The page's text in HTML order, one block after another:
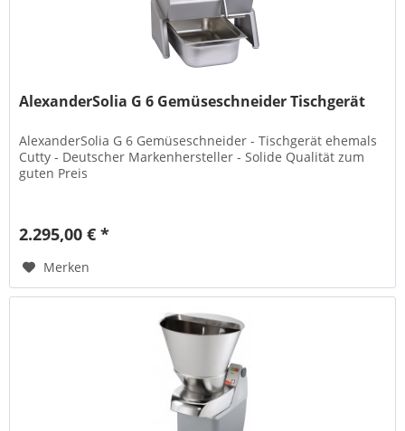
AlexanderSolia G 6 Gemüseschneider Tischgerät
AlexanderSolia G 6 Gemüseschneider - Tischgerät ehemals
Cutty - Deutscher Markenhersteller - Solide Qualität zum
guten Preis
2.295,00 € *
Merken